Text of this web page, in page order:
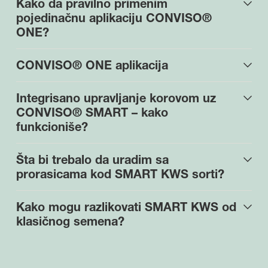
Kako da pravilno primenim
pojedinačnu aplikaciju CONVISO®
ONE?
CONVISO® ONE aplikacija
Integrisano upravljanje korovom uz
CONVISO® SMART – kako
funkcioniše?
Šta bi trebalo da uradim sa
prorasicama kod SMART KWS sorti?
Kako mogu razlikovati SMART KWS od
klasičnog semena?